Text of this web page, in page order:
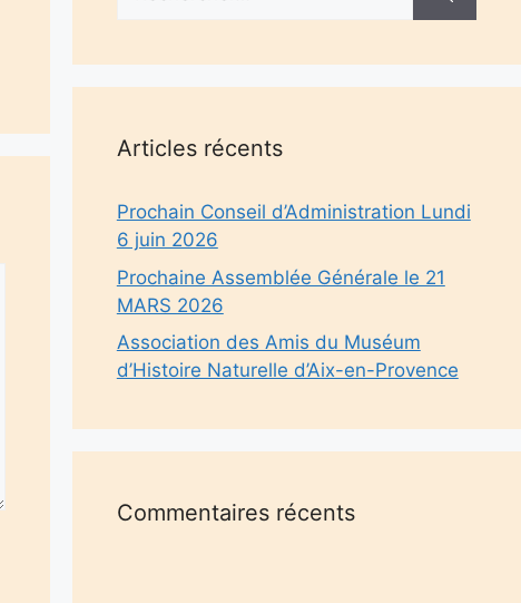
Articles récents
Prochain Conseil d’Administration Lundi
6 juin 2026
Prochaine Assemblée Générale le 21
MARS 2026
Association des Amis du Muséum
d’Histoire Naturelle d’Aix-en-Provence
Commentaires récents